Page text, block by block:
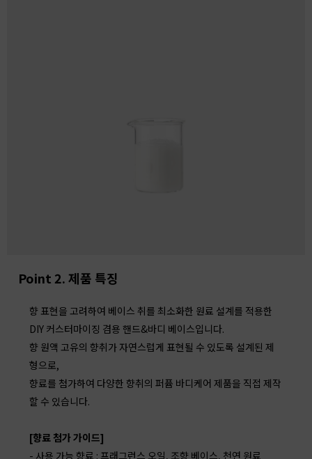
Point 2. 제품 특징
향 표현을 고려하여 베이스 취를 최소화한 원료 설계를 적용한
DIY 커스터마이징 겸용 핸드&바디 베이스입니다.
향 원액 고유의 향취가 자연스럽게 표현될 수 있도록 설계된 제
형으로,
향료를 첨가하여 다양한 향취의 퍼퓸 바디케어 제품을 직접 제작
할 수 있습니다.
[향료 첨가 가이드]
- 사용 가능 향료 : 프래그런스 오일, 조향 베이스, 천연 원료